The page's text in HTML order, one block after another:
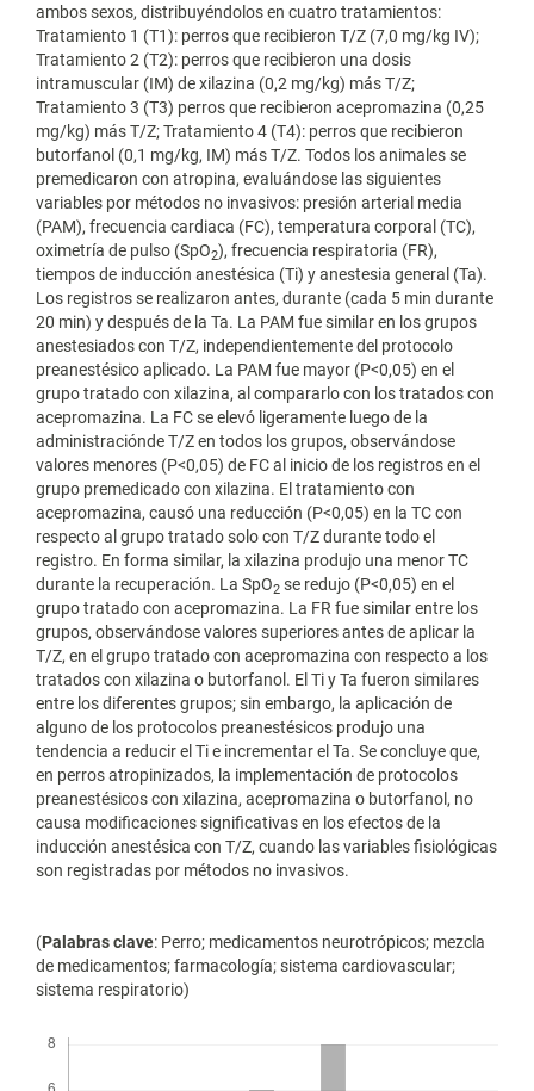
ambos sexos, distribuyéndolos en cuatro tratamientos:
Tratamiento 1 (T1): perros que recibieron T/Z (7,0 mg/kg IV);
Tratamiento 2 (T2): perros que recibieron una dosis
intramuscular (IM) de xilazina (0,2 mg/kg) más T/Z;
Tratamiento 3 (T3) perros que recibieron acepromazina (0,25
mg/kg) más T/Z; Tratamiento 4 (T4): perros que recibieron
butorfanol (0,1 mg/kg, IM) más T/Z. Todos los animales se
premedicaron con atropina, evaluándose las siguientes
variables por métodos no invasivos: presión arterial media
(PAM), frecuencia cardiaca (FC), temperatura corporal (TC),
oximetría de pulso (SpO2), frecuencia respiratoria (FR),
tiempos de inducción anestésica (Ti) y anestesia general (Ta).
Los registros se realizaron antes, durante (cada 5 min durante
20 min) y después de la Ta. La PAM fue similar en los grupos
anestesiados con T/Z, independientemente del protocolo
preanestésico aplicado. La PAM fue mayor (P<0,05) en el
grupo tratado con xilazina, al compararlo con los tratados con
acepromazina. La FC se elevó ligeramente luego de la
administraciónde T/Z en todos los grupos, observándose
valores menores (P<0,05) de FC al inicio de los registros en el
grupo premedicado con xilazina. El tratamiento con
acepromazina, causó una reducción (P<0,05) en la TC con
respecto al grupo tratado solo con T/Z durante todo el
registro. En forma similar, la xilazina produjo una menor TC
durante la recuperación. La SpO2 se redujo (P<0,05) en el
grupo tratado con acepromazina. La FR fue similar entre los
grupos, observándose valores superiores antes de aplicar la
T/Z, en el grupo tratado con acepromazina con respecto a los
tratados con xilazina o butorfanol. El Ti y Ta fueron similares
entre los diferentes grupos; sin embargo, la aplicación de
alguno de los protocolos preanestésicos produjo una
tendencia a reducir el Ti e incrementar el Ta. Se concluye que,
en perros atropinizados, la implementación de protocolos
preanestésicos con xilazina, acepromazina o butorfanol, no
causa modificaciones significativas en los efectos de la
inducción anestésica con T/Z, cuando las variables fisiológicas
son registradas por métodos no invasivos.
(Palabras clave: Perro; medicamentos neurotrópicos; mezcla
de medicamentos; farmacología; sistema cardiovascular;
sistema respiratorio)